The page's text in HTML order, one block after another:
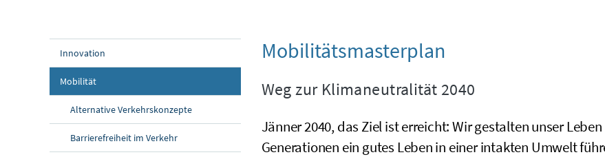
Innovation
Mobilität
Alternative Verkehrskonzepte
Barrierefreiheit im Verkehr
Mobilitätsmasterplan
Weg zur Klimaneutralität 2040
Jänner 2040, das Ziel ist erreicht: Wir gestalten unser
Generationen ein gutes Leben in einer intakten Umwelt